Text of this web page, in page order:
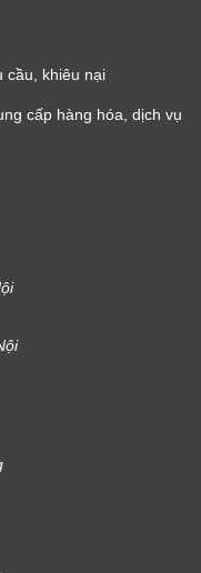
cầu, khiêu nại
cấp hàng hóa, dịch vụ